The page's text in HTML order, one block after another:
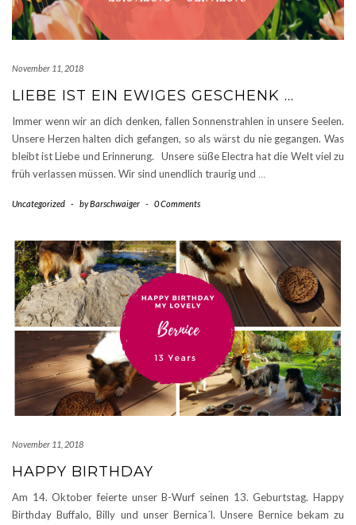
November 11, 2018
LIEBE IST EIN EWIGES GESCHENK …
Immer wenn wir an dich denken, fallen Sonnenstrahlen in unsere Seelen.
Unsere Herzen halten dich gefangen, so als wärst du nie gegangen. Was
bleibt ist Liebe und Erinnerung. Unsere süße Electra hat die Welt viel zu
früh verlassen müssen. Wir sind unendlich traurig und …
Uncategorized - byBarschwaiger - 0 Comments
November 11, 2018
HAPPY BIRTHDAY
Am 14. Oktober feierte unser B-Wurf seinen 13. Geburtstag. Happy
Birthday Buffalo, Billy und unser Bernica´l. Unsere Bernice bekam zu